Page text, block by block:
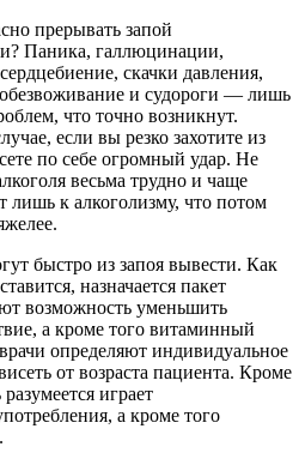
прерывать запой
Паника, галлюцинации,
скачки давления,
и судороги — лишь
что точно возникнут.
если вы резко захотите из
по себе огромный удар. Не
весьма трудно и чаще
лишь к алкоголизму, что потом
быстро из запоя вывести. Как
назначается пакет
возможность уменьшить
а кроме того витаминный
определяют индивидуальное
от возраста пациента. Кроме
играет
а кроме того